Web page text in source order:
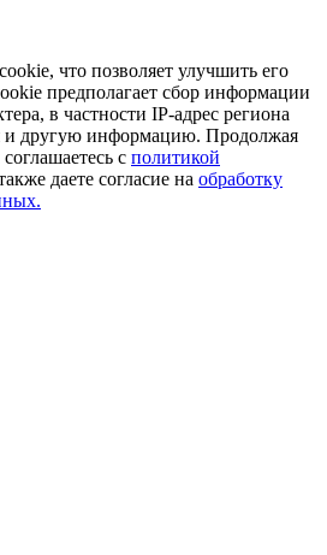
что позволяет улучшить его
предполагает сбор информации
в частности IP-адрес региона
и другую информацию. Продолжая
с политикой
даете согласие на обработку